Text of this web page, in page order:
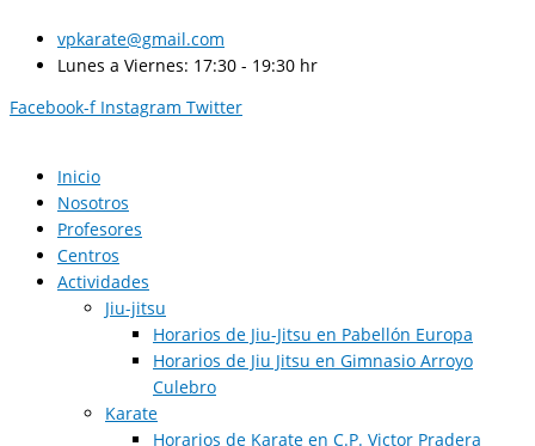
contenido
vpkarate@gmail.com
Lunes a Viernes: 17:30 - 19:30 hr
Facebook-f Instagram Twitter
Inicio
Nosotros
Profesores
Centros
Actividades
Jiu-jitsu
Horarios de Jiu-Jitsu en Pabellón Europa
Horarios de Jiu Jitsu en Gimnasio Arroyo
Culebro
Karate
Horarios de Karate en C.P. Victor Pradera